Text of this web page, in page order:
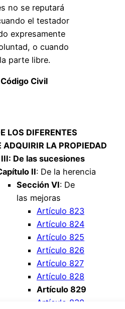
no se reputará
el testador
expresamente
o cuando
parte libre.
Civil
LOS DIFERENTES
ADQUIRIR LA PROPIEDAD
De las sucesiones
II: De la herencia
Sección VI: De
las mejoras
Artículo 823
Artículo 824
Artículo 825
Artículo 826
Artículo 827
Artículo 828
Artículo 829
Artículo 830